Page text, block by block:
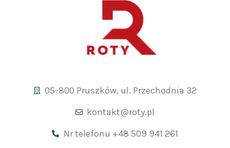
05-800 Pruszków, ul. Przechodnia 32
kontakt@roty.pl
Nr telefonu +48 509 941 261